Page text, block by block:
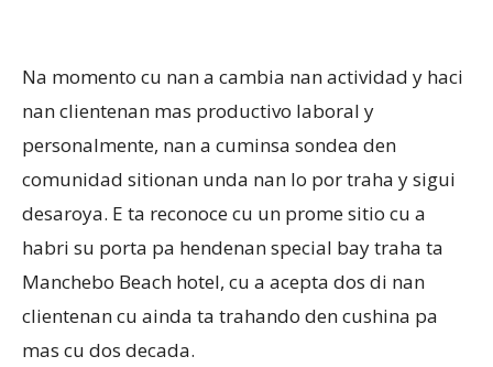
Na momento cu nan a cambia nan actividad y haci
nan clientenan mas productivo laboral y
personalmente, nan a cuminsa sondea den
comunidad sitionan unda nan lo por traha y sigui
desaroya. E ta reconoce cu un prome sitio cu a
habri su porta pa hendenan special bay traha ta
Manchebo Beach hotel, cu a acepta dos di nan
clientenan cu ainda ta trahando den cushina pa
mas cu dos decada.